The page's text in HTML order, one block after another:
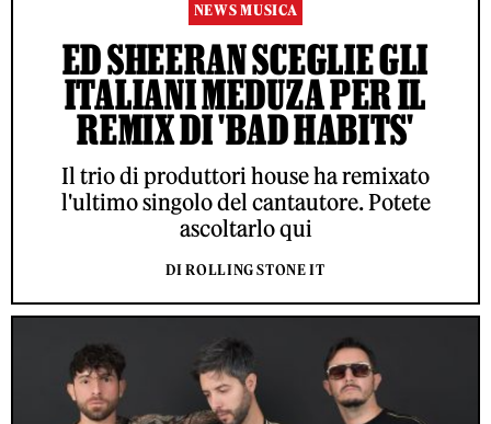
NEWS MUSICA
ED SHEERAN SCEGLIE GLI
ITALIANI MEDUZA PER IL
REMIX DI 'BAD HABITS'
Il trio di produttori house ha remixato
l'ultimo singolo del cantautore. Potete
ascoltarlo qui
DI ROLLING STONE IT